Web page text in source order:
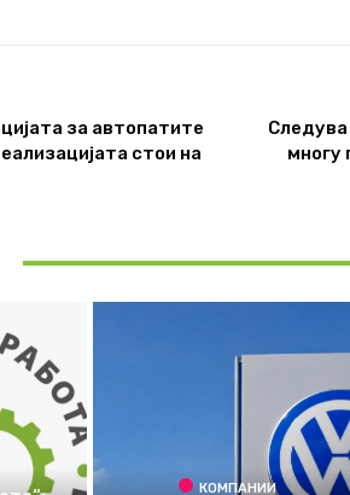
за автопатите
стои на
многу
КОМПАНИИ